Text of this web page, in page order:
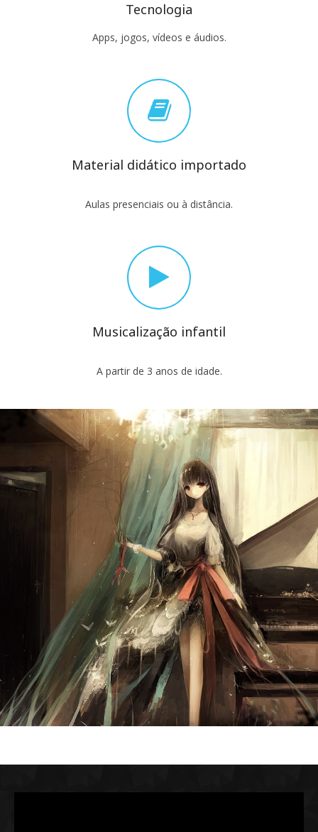
Tecnologia
Apps, jogos, vídeos e áudios.
Material didático importado
Aulas presenciais ou à distância.
Musicalização infantil
A partir de 3 anos de idade.